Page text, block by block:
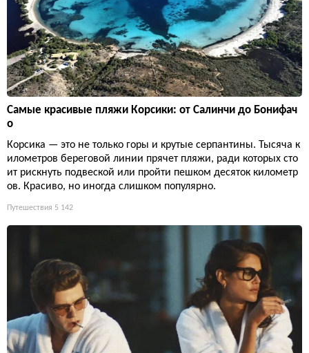
Самые красивые пляжи Корсики: от Салинчи до Бонифач
о
Корсика — это не только горы и крутые серпантины. Тысяча к
илометров береговой линии прячет пляжи, ради которых сто
ит рискнуть подвеской или пройти пешком десяток километр
ов. Красиво, но иногда слишком популярно.
Путешествия 5 142